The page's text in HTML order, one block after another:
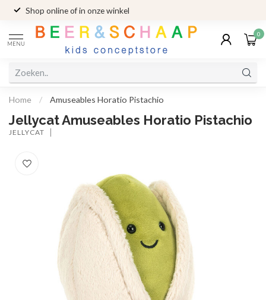
Shop online of in onze winkel
MENU
0
Home / Amuseables Horatio Pistachio
Jellycat Amuseables Horatio Pistachio
JELLYCAT